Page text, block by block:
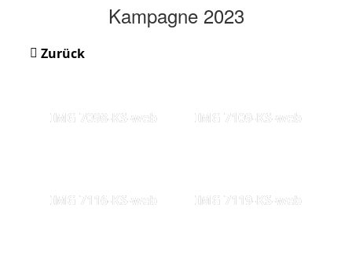
Kampagne 2023
Zurück
IMG 7098-KS-web IMG 7109-KS-web
IMG 7116-KS-web IMG 7119-KS-web